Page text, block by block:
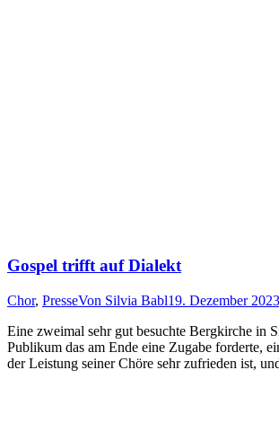
Gospel trifft auf Dialekt
Chor, PresseVon Silvia Babl19. Dezember 2023
Eine zweimal sehr gut besuchte Bergkirche in
Publikum das am Ende eine Zugabe forderte,
der Leistung seiner Chöre sehr zufrieden ist,